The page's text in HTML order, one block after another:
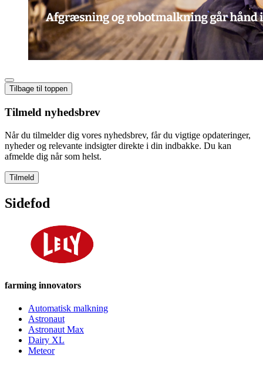
Tilbage til toppen
Tilmeld nyhedsbrev
Når du tilmelder dig vores nyhedsbrev, får du vigtige opdateringer,
nyheder og relevante indsigter direkte i din indbakke. Du kan
afmelde dig når som helst.
Tilmeld
Sidefod
farming innovators
Automatisk malkning
Astronaut
Astronaut Max
Dairy XL
Meteor